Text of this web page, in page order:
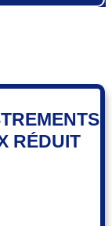
RÉDUIT